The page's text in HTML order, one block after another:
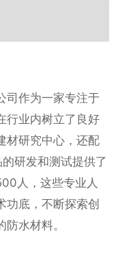
司作为一家专注于
行业内树立了良好
材研究中心，还配
研发和测试提供了
人，这些专业人
功底，不断探索创
水材料。